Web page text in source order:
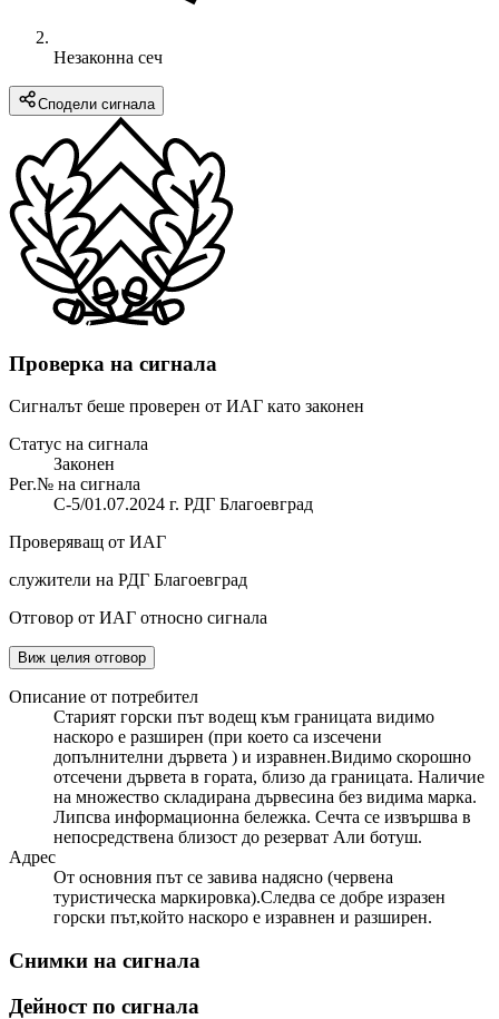
Незаконна сеч
Сподели сигнала
Проверка на сигнала
Сигналът беше проверен от ИАГ като законен
Статус на сигнала
Законен
Рег.№ на сигнала
С-5/01.07.2024 г. РДГ Благоевград
Проверяващ от ИАГ
служители на РДГ Благоевград
Отговор от ИАГ относно сигнала
Виж целия отговор
Описание от потребител
Старият горски път водещ към границата видимо
наскоро е разширен (при което са изсечени
допълнителни дървета ) и изравнен.Видимо скорошно
отсечени дървета в гората, близо да границата. Наличие
на множество складирана дървесина без видима марка.
Липсва информационна бележка. Сечта се извършва в
непосредствена близост до резерват Али ботуш.
Адрес
От основния път се завива надясно (червена
туристическа маркировка).Следва се добре изразен
горски път,който наскоро е изравнен и разширен.
Снимки на сигнала
Дейност по сигнала